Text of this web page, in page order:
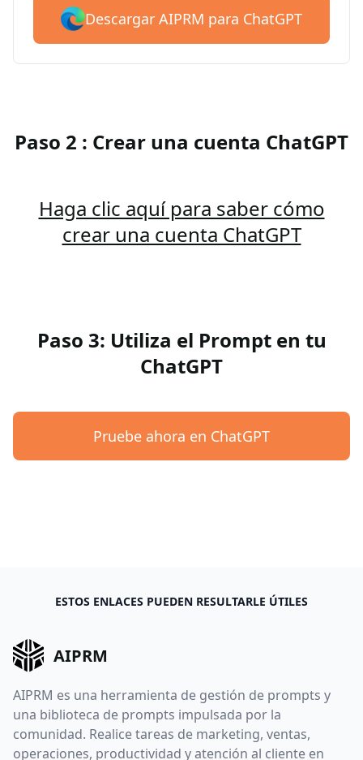
Descargar AIPRM para ChatGPT
Paso 2 : Crear una cuenta ChatGPT
Haga clic aquí para saber cómo
crear una cuenta ChatGPT
Paso 3: Utiliza el Prompt en tu
ChatGPT
Pruebe ahora en ChatGPT
ESTOS ENLACES PUEDEN RESULTARLE ÚTILES
AIPRM
AIPRM es una herramienta de gestión de prompts y
una biblioteca de prompts impulsada por la
comunidad. Realice tareas de marketing, ventas,
operaciones, productividad y atención al cliente en